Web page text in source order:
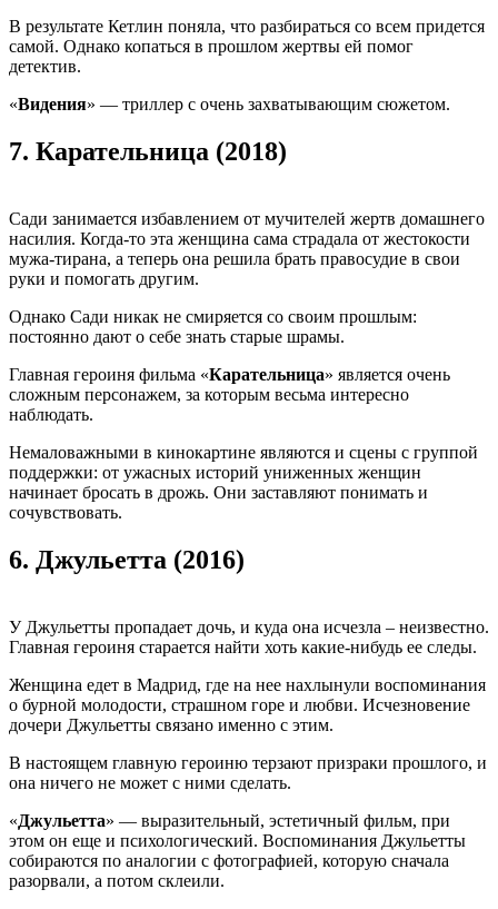
В результате Кетлин поняла, что разбираться со всем придется
самой. Однако копаться в прошлом жертвы ей помог
детектив.
«Видения» — триллер с очень захватывающим сюжетом.
7. Карательница (2018)
Сади занимается избавлением от мучителей жертв домашнего
насилия. Когда-то эта женщина сама страдала от жестокости
мужа-тирана, а теперь она решила брать правосудие в свои
руки и помогать другим.
Однако Сади никак не смиряется со своим прошлым:
постоянно дают о себе знать старые шрамы.
Главная героиня фильма «Карательница» является очень
сложным персонажем, за которым весьма интересно
наблюдать.
Немаловажными в кинокартине являются и сцены с группой
поддержки: от ужасных историй униженных женщин
начинает бросать в дрожь. Они заставляют понимать и
сочувствовать.
6. Джульетта (2016)
У Джульетты пропадает дочь, и куда она исчезла – неизвестно.
Главная героиня старается найти хоть какие-нибудь ее следы.
Женщина едет в Мадрид, где на нее нахлынули воспоминания
о бурной молодости, страшном горе и любви. Исчезновение
дочери Джульетты связано именно с этим.
В настоящем главную героиню терзают призраки прошлого, и
она ничего не может с ними сделать.
«Джульетта» — выразительный, эстетичный фильм, при
этом он еще и психологический. Воспоминания Джульетты
собираются по аналогии с фотографией, которую сначала
разорвали, а потом склеили.